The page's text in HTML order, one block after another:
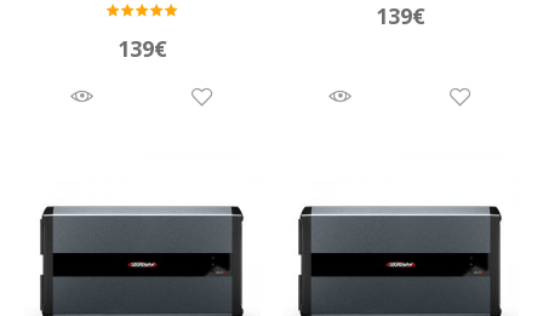
do en
139€
139€